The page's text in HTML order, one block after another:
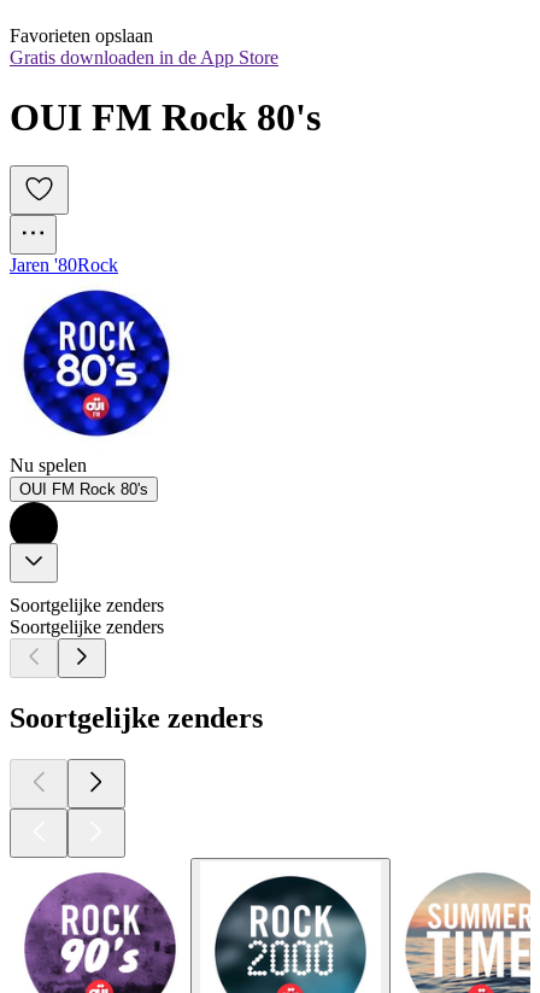
Favorieten opslaan
Gratis downloaden in de App Store
OUI FM Rock 80's
Jaren '80Rock
Nu spelen
OUI FM Rock 80's
Soortgelijke zenders
Soortgelijke zenders
Soortgelijke zenders